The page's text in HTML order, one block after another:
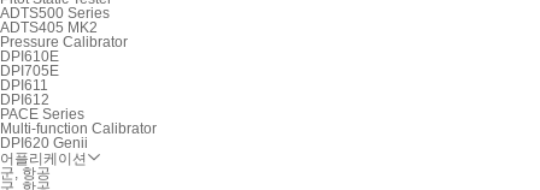
ADTS500 Series
ADTS405 MK2
Pressure Calibrator
DPI610E
DPI705E
DPI611
DPI612
PACE Series
Multi-function Calibrator
DPI620 Genii
어플리케이션
군, 항공